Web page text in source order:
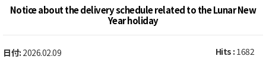
Notice about the delivery schedule related to the Lunar New
Year holiday
日付: 2026.02.09 Hits : 1682